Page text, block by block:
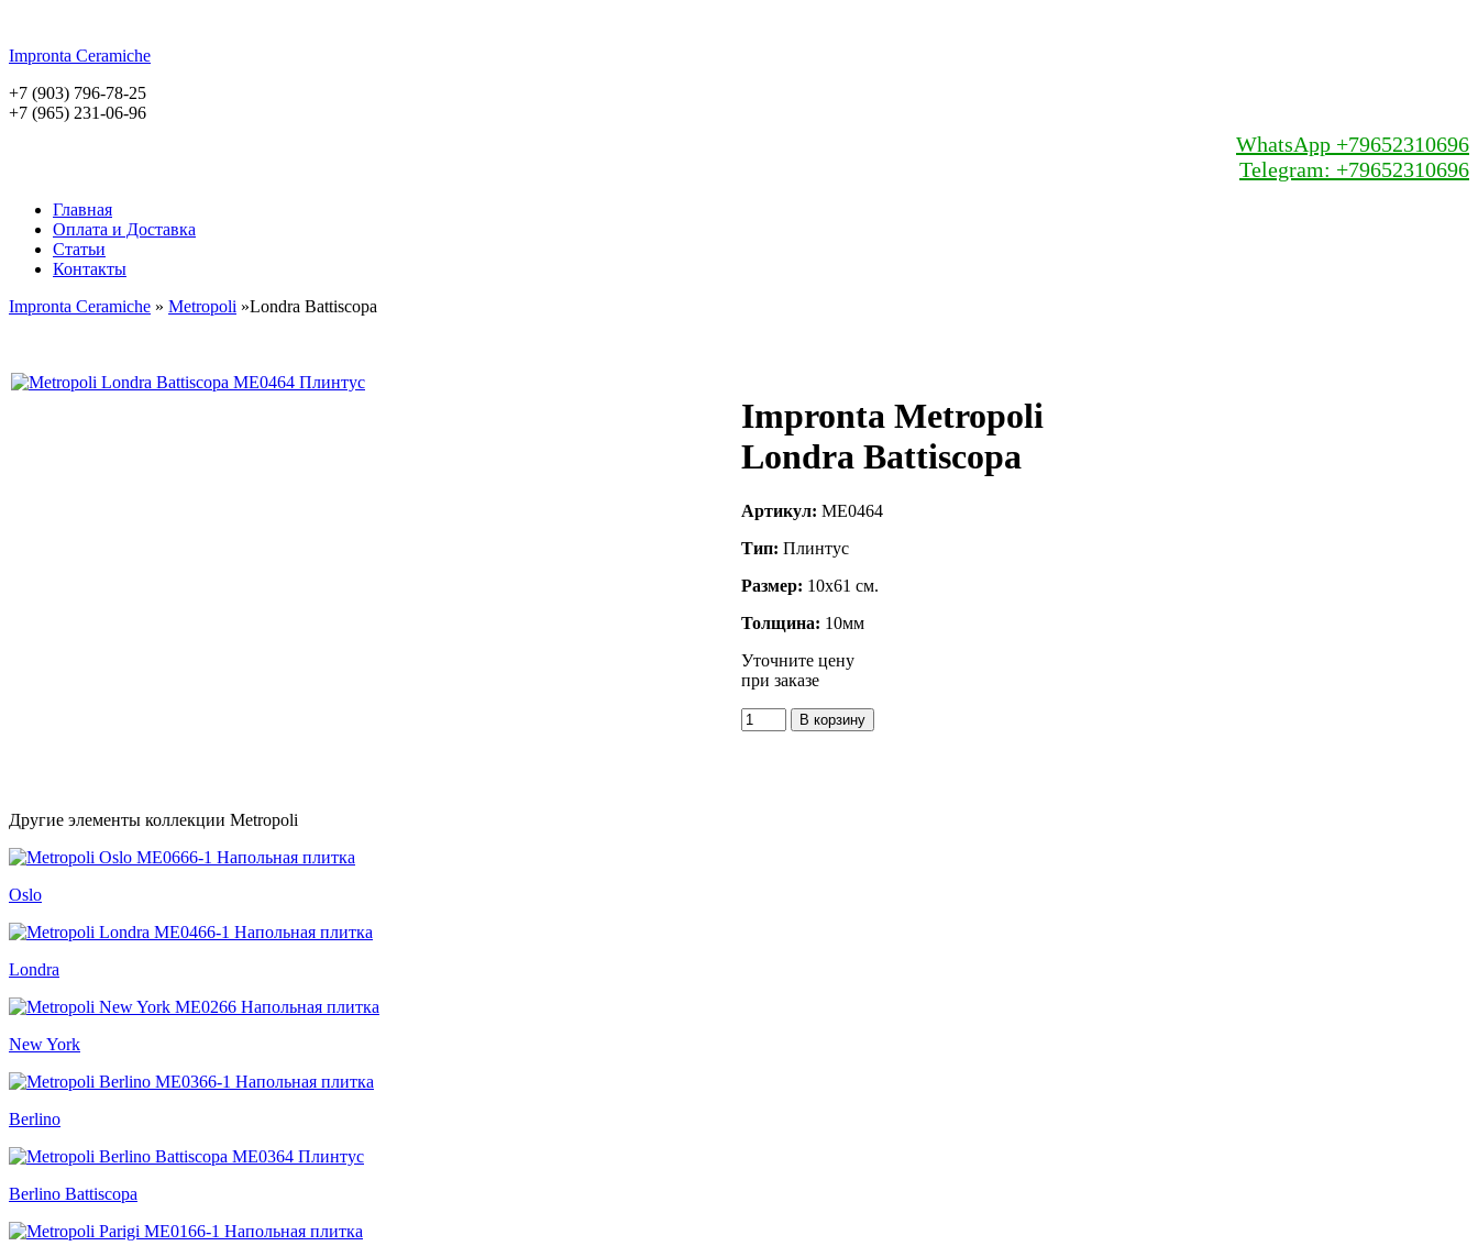
Impronta Ceramiche
+7 (903) 796-78-25
+7 (965) 231-06-96
WhatsApp +79652310696
Telegram: +79652310696
Главная
Оплата и Доставка
Статьи
Контакты
Impronta Ceramiche » Metropoli »Londra Battiscopa
Impronta Metropoli
Londra Battiscopa
Артикул: ME0464
Тип: Плинтус
Размер: 10x61 см.
Толщина: 10мм
Уточните цену
при заказе
Другие элементы коллекции Metropoli
Oslo
Londra
New York
Berlino
Berlino Battiscopa